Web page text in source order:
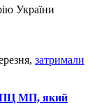
України
затримали
МП, який